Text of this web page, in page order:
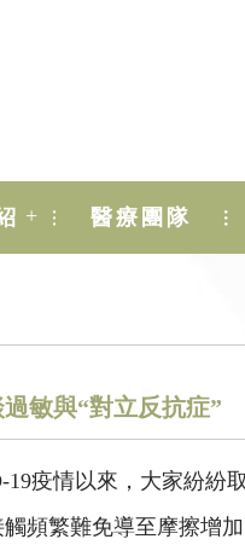
+ 醫療團隊
敏與“對立反抗症”
19疫情以來，大家紛
頻繁難免導至摩擦增